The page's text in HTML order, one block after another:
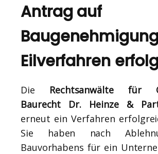
Antrag auf
Eilverfahren
Die Rechtsanwälte für
Baurecht Dr. Heinze &
erneut ein Verfahren
Sie haben nach
Bauvorhabens für ein